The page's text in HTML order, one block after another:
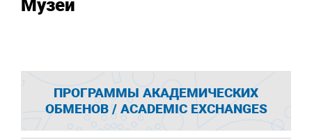
Музей
ПРОГРАММЫ АКАДЕМИЧЕСКИХ
ОБМЕНОВ / ACADEMIC EXCHANGES